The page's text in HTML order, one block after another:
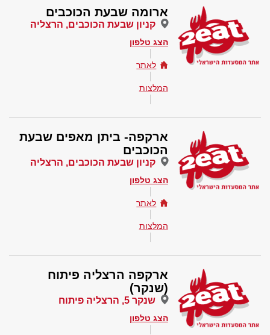
ארומה שבעת הכוכבים
קניון שבעת הכוכבים, הרצליה
הצג טלפון
לאתר
המלצות
ארקפה- ביתן מאפים שבעת
הכוכבים
קניון שבעת הכוכבים, הרצליה
הצג טלפון
לאתר
המלצות
ארקפה הרצליה פיתוח
(שנקר)
שנקר 5, הרצליה פיתוח
הצג טלפון